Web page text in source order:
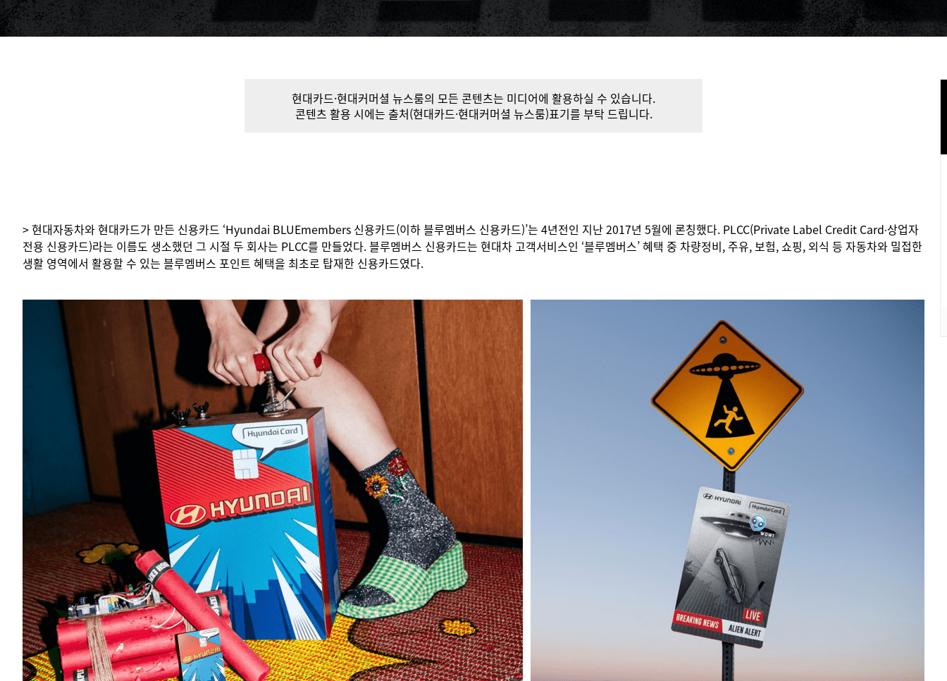
현대카드·현대커머셜 뉴스룸의 모든 콘텐츠는 미디어에 활용하실 수 있습니다.
콘텐츠 활용 시에는 출처(현대카드·현대커머셜 뉴스룸)표기를 부탁 드립니다.
> 현대자동차와 현대카드가 만든 신용카드 ‘Hyundai BLUEmembers 신용카드(이하 블루멤버스 신용카드)’는 4년전인 지난 2017년 5월에 론칭했다. PLCC(Private Label Credit Card∙상업자
전용 신용카드)라는 이름도 생소했던 그 시절 두 회사는 PLCC를 만들었다. 블루멤버스 신용카드는 현대차 고객서비스인 ‘블루멤버스’ 혜택 중 차량정비, 주유, 보험, 쇼핑, 외식 등 자동차와 밀접한
생활 영역에서 활용할 수 있는 블루멤버스 포인트 혜택을 최초로 탑재한 신용카드였다.